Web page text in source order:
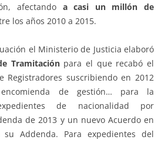
afectando a casi un millón de
los años 2010 a 2015.
el Ministerio de Justicia elaboró
Tramitaciónpara el que recabó el
Registradores suscribiendo en 2012
de gestión… para la
de nacionalidad por
de 2013 y un nuevo Acuerdo en
Addenda. Para expedientes del